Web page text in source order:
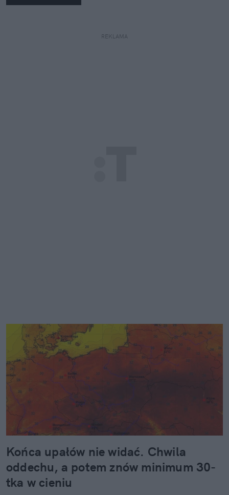
REKLAMA
Końca upałów nie widać. Chwila
oddechu, a potem znów minimum 30-
tka w cieniu